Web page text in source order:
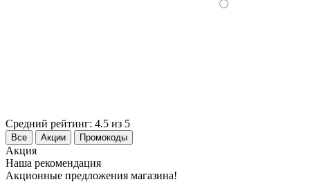
Средний рейтинг: 4.5 из 5
Все Акции Промокоды
Акция
Наша рекомендация
Акционные предложения магазина!